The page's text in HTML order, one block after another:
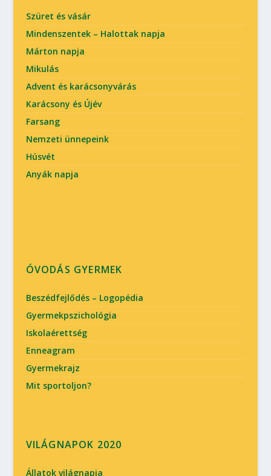
Szüret és vásár
Mindenszentek – Halottak napja
Márton napja
Mikulás
Advent és karácsonyvárás
Karácsony és Újév
Farsang
Nemzeti ünnepeink
Húsvét
Anyák napja
ÓVODÁS GYERMEK
Beszédfejlődés – Logopédia
Gyermekpszichológia
Iskolaérettség
Enneagram
Gyermekrajz
Mit sportoljon?
VILÁGNAPOK 2020
Állatok világnapja